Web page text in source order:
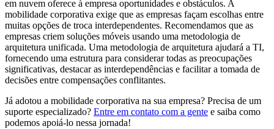
em nuvem oferece à empresa oportunidades e obstáculos. A
mobilidade corporativa exige que as empresas façam escolhas entre
muitas opções de troca interdependentes. Recomendamos que as
empresas criem soluções móveis usando uma metodologia de
arquitetura unificada. Uma metodologia de arquitetura ajudará a TI,
fornecendo uma estrutura para considerar todas as preocupações
significativas, destacar as interdependências e facilitar a tomada de
decisões entre compensações conflitantes.
Já adotou a mobilidade corporativa na sua empresa? Precisa de um
suporte especializado? Entre em contato com a gente e saiba como
podemos apoiá-lo nessa jornada!